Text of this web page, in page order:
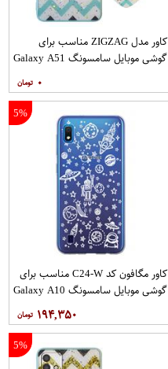
کاور مدل ZIGZAG مناسب برای
گوشی موبایل سامسونگ Galaxy A51
۰
5%
کاور مگافون کد C24-W مناسب برای
گوشی موبایل سامسونگ Galaxy A10
۱۹۴,۳۵۰
5%